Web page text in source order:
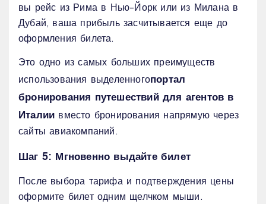
вы рейс из Рима в Нью-Йорк или из Милана в
Дубай, ваша прибыль засчитывается еще до
оформления билета.
Это одно из самых больших преимуществ
использования выделенногопортал
бронирования путешествий для агентов в
Италии вместо бронирования напрямую через
сайты авиакомпаний.
Шаг 5: Мгновенно выдайте билет
После выбора тарифа и подтверждения цены
оформите билет одним щелчком мыши.